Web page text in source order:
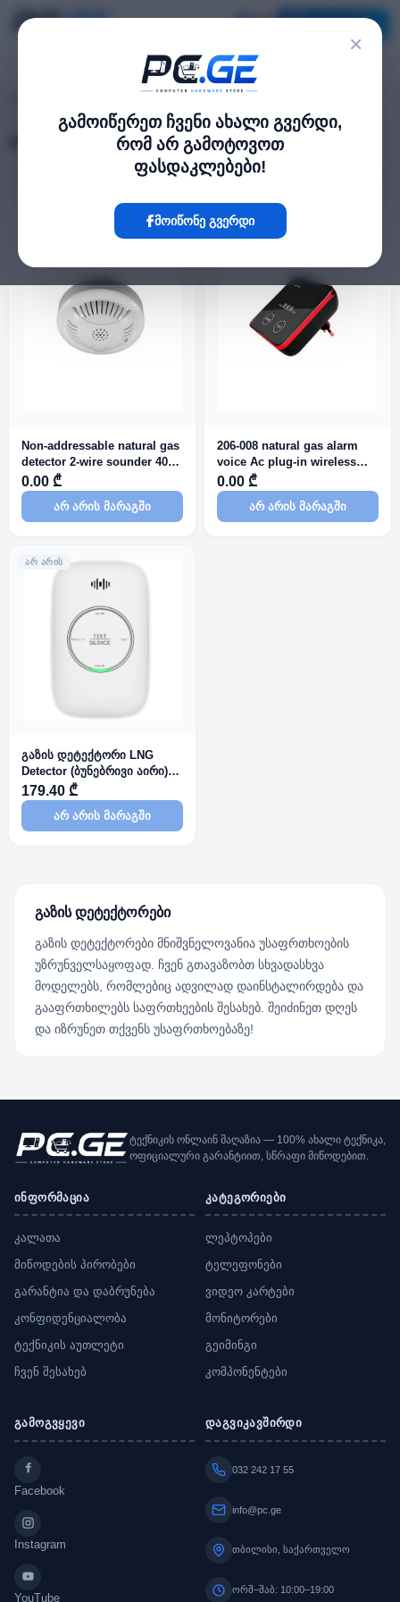
×
გამოიწერეთ ჩვენი ახალი გვერდი,
რომ არ გამოტოვოთ
ფასდაკლებები!
მოიწონე გვერდი
გაზის დეტექტორები
3 პროდუქტი
Non-addressable natural gas
detector 2-wire sounder 402-
003
0.00 ₾
არ არის მარაგში
ᲐᲠ ᲐᲠᲘᲡ
206-008 natural gas alarm
voice Ac plug-in wireless
interconnect wi-fi
0.00 ₾
არ არის მარაგში
ᲐᲠ ᲐᲠᲘᲡ
გაზის დეტექტორი LNG
Detector (ბუნებრივი აირი)
HF-GN110
179.40 ₾
არ არის მარაგში
გაზის დეტექტორები
გაზის დეტექტორები მნიშვნელოვანია უსაფრთხოების
უზრუნველსაყოფად. ჩვენ გთავაზობთ სხვადასხვა
მოდელებს, რომლებიც ადვილად დაინსტალირდება და
გააფრთხილებს საფრთხეების შესახებ. შეიძინეთ დღეს
და იზრუნეთ თქვენს უსაფრთხოებაზე!
ტექნიკის ონლაინ მაღაზია — 100% ახალი ტექნიკა,
ოფიციალური გარანტიით, სწრაფი მიწოდებით.
ინფორმაცია
კალათა
მიწოდების პირობები
გარანტია და დაბრუნება
კონფიდენციალობა
ტექნიკის აუთლეტი
ჩვენ შესახებ
კატეგორიები
ლეპტოპები
ტელეფონები
ვიდეო კარტები
მონიტორები
გეიმინგი
კომპონენტები
გამოგვყევი
Facebook
Instagram
YouTube
დაგვიკავშირდი
032 242 17 55
info@pc.ge
თბილისი, საქართველო
ორშ–შაბ: 10:00–19:00